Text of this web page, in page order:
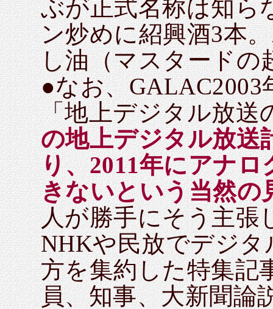
ぶが正式名称は知ら
ン炒めに紹興酒3本
し油（マスタードの
●なお、GALAC2003
「地上デジタル放送
の地上デジタル放送
り、2011年にアナ
きないという当然の
人が勝手にそう主張
NHKや民放でデジ
方を集約した特集記
員、知事、大新聞論